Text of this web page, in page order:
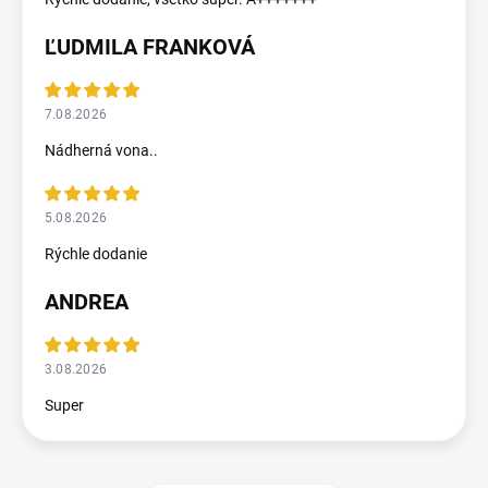
ĽUDMILA FRANKOVÁ
7.08.2026
Nádherná vona..
5.08.2026
Rýchle dodanie
ANDREA
3.08.2026
Super